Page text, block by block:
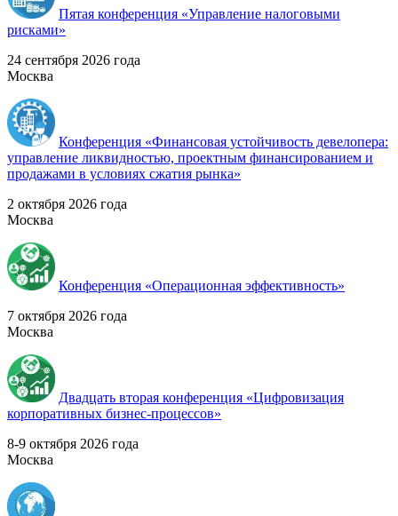
Пятая конференция «Управление налоговыми
рисками»
24 сентября 2026 года
Москва
Конференция «Финансовая устойчивость девелопера:
управление ликвидностью, проектным финансированием и
продажами в условиях сжатия рынка»
2 октября 2026 года
Москва
Конференция «Операционная эффективность»
7 октября 2026 года
Москва
Двадцать вторая конференция «Цифровизация
корпоративных бизнес-процессов»
8-9 октября 2026 года
Москва